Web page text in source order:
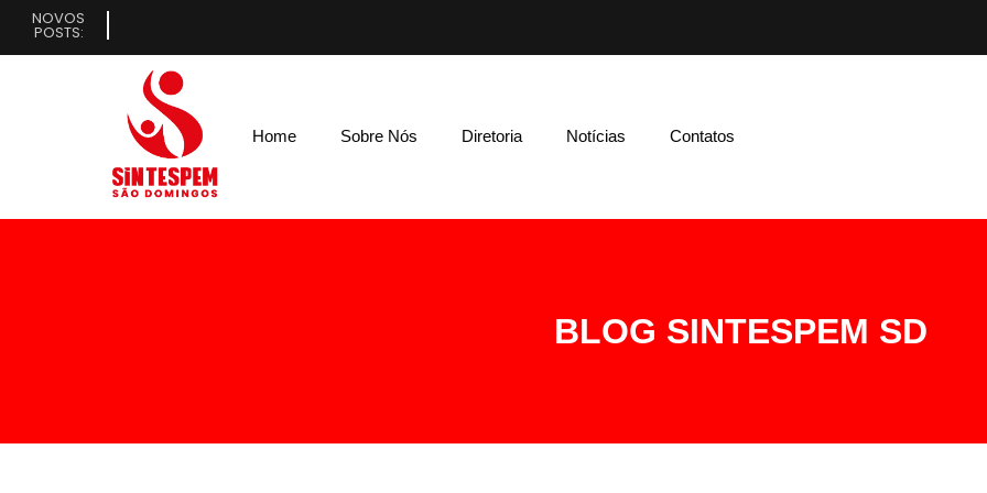
NOVOS
POSTS:
Home Sobre Nós Diretoria Notícias Contatos
BLOG SINTESPEM SD